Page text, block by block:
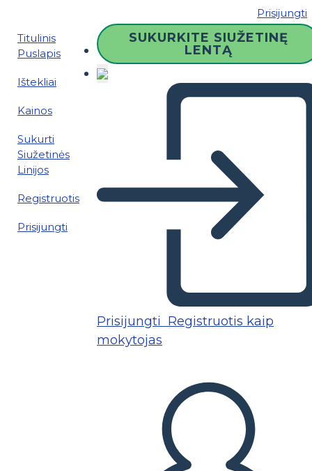
Prisijungti
Titulinis
Puslapis
Ištekliai
Kainos
Sukurti
Siužetinės
Linijos
Registruotis
Prisijungti
SUKURKITE SIUŽETINĘ
LENTĄ
Prisijungti Registruotis kaip
mokytojas